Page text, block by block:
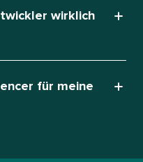
wirklich
für meine